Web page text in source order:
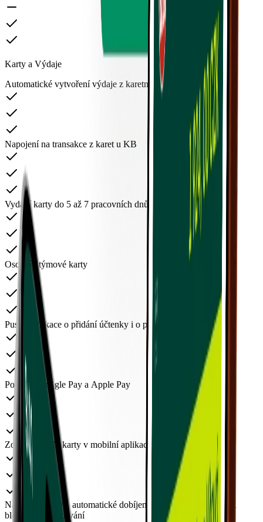
Karty a Výdaje
Automatické vytvoření výdaje z karetní transakce
Napojení na transakce z karet u KB
Vydání karty do 5 až 7 pracovních dnů
Osobní / týmové karty
Push notifikace o přidání účtenky i o platbě kartou
Podpora Google Pay a Apple Pay
Zobrazení PIN karty v mobilní aplikaci
Nastavení karty – automatické dobíjení, limity, dočasná i trvalá
blokace, odblokování